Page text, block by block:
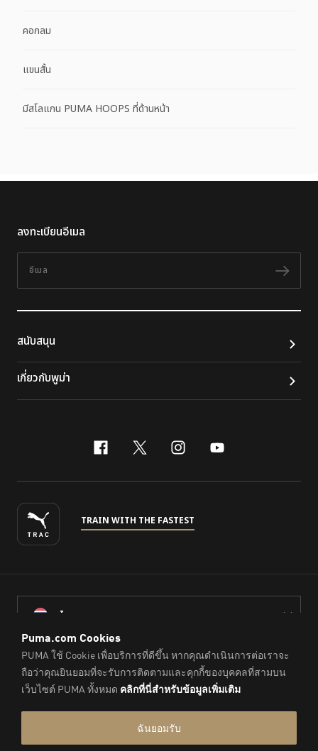
คอกลม
แขนสั้น
มีสโลแกน PUMA HOOPS ที่ด้านหน้า
ลงทะเบียนอีเมล
ติดต
สนับสนุน
เกี่ยวกับพูม่า
facebook
x-twitter
instagram
youtube
TRAIN WITH THE FASTEST
ไทย
© PUMA Sports (Thailand) Co., Ltd.,2026. All Rights Reserved.
Company Reg. No. 0105564148338